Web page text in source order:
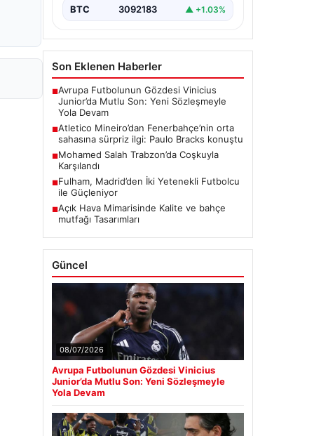
BTC 3092183 ▲ +1.03%
Son Eklenen Haberler
■Avrupa Futbolunun Gözdesi Vinicius
Junior’da Mutlu Son: Yeni Sözleşmeyle
Yola Devam
■Atletico Mineiro’dan Fenerbahçe’nin orta
sahasına sürpriz ilgi: Paulo Bracks konuştu
■Mohamed Salah Trabzon’da Coşkuyla
Karşılandı
■Fulham, Madrid’den İki Yetenekli Futbolcu
ile Güçleniyor
■Açık Hava Mimarisinde Kalite ve bahçe
mutfağı Tasarımları
Güncel
08/07/2026
Avrupa Futbolunun Gözdesi Vinicius
Junior’da Mutlu Son: Yeni Sözleşmeyle
Yola Devam